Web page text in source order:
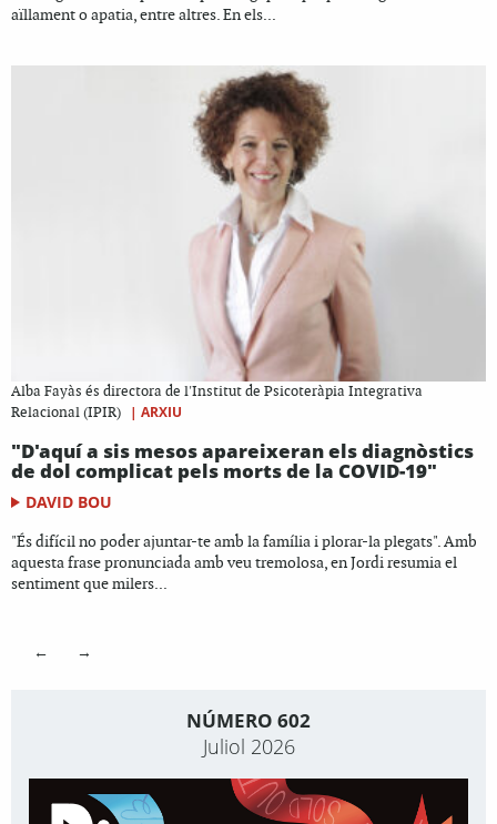
aïllament o apatia, entre altres. En els...
Alba Fayàs és directora de l'Institut de Psicoteràpia Integrativa
Relacional (IPIR)
| ARXIU
"D'aquí a sis mesos apareixeran els diagnòstics
de dol complicat pels morts de la COVID-19"
DAVID BOU
"És difícil no poder ajuntar-te amb la família i plorar-la plegats". Amb
aquesta frase pronunciada amb veu tremolosa, en Jordi resumia el
sentiment que milers...
← →
NÚMERO 602
Juliol 2026